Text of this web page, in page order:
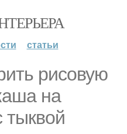
статьи
рисовую
на
тыквой